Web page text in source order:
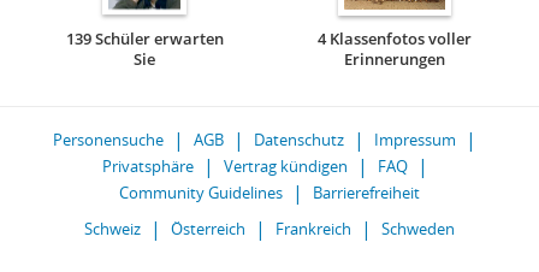
139 Schüler erwarten
Sie
4 Klassenfotos voller
Erinnerungen
Personensuche AGB Datenschutz
Impressum
Privatsphäre
Vertrag kündigen
FAQ
Community Guidelines
Barrierefreiheit
Schweiz
Österreich Frankreich Schweden